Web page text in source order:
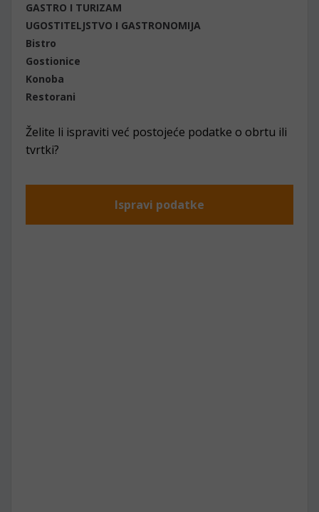
GASTRO I TURIZAM
UGOSTITELJSTVO I GASTRONOMIJA
Bistro
Gostionice
Konoba
Restorani
Želite li ispraviti već postojeće podatke o obrtu ili
tvrtki?
Ispravi podatke